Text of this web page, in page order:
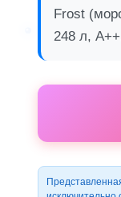
Frost
248 л,